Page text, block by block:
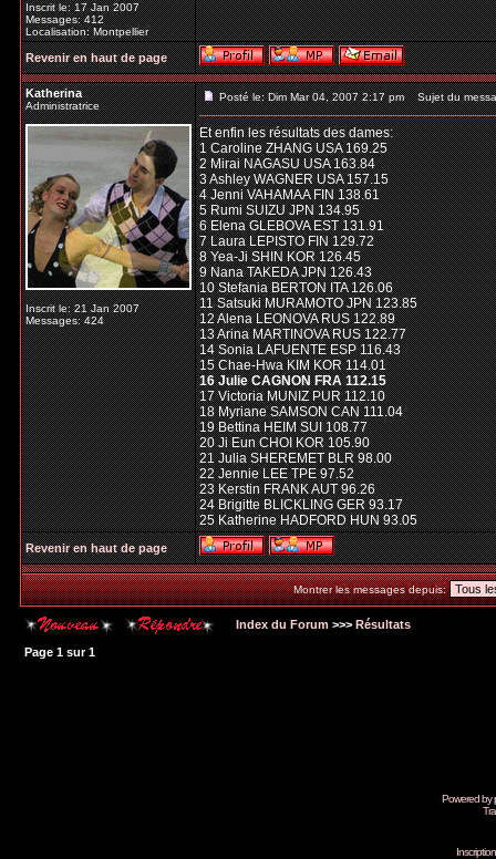
Inscrit le: 17 Jan 2007
Messages: 412
Localisation: Montpellier
Revenir en haut de page
Katherina
Administratrice
Inscrit le: 21 Jan 2007
Messages: 424
Posté le: Dim Mar 04, 2007 2:17 pm Sujet du
Et enfin les résultats des dames:
1 Caroline ZHANG USA 169.25
2 Mirai NAGASU USA 163.84
3 Ashley WAGNER USA 157.15
4 Jenni VAHAMAA FIN 138.61
5 Rumi SUIZU JPN 134.95
6 Elena GLEBOVA EST 131.91
7 Laura LEPISTO FIN 129.72
8 Yea-Ji SHIN KOR 126.45
9 Nana TAKEDA JPN 126.43
10 Stefania BERTON ITA 126.06
11 Satsuki MURAMOTO JPN 123.85
12 Alena LEONOVA RUS 122.89
13 Arina MARTINOVA RUS 122.77
14 Sonia LAFUENTE ESP 116.43
15 Chae-Hwa KIM KOR 114.01
16 Julie CAGNON FRA 112.15
17 Victoria MUNIZ PUR 112.10
18 Myriane SAMSON CAN 111.04
19 Bettina HEIM SUI 108.77
20 Ji Eun CHOI KOR 105.90
21 Julia SHEREMET BLR 98.00
22 Jennie LEE TPE 97.52
23 Kerstin FRANK AUT 96.26
24 Brigitte BLICKLING GER 93.17
25 Katherine HADFORD HUN 93.05
Revenir en haut de page
Montrer les messages depuis:
Index du Forum >>> Résultats
Page 1 sur1
Powered by